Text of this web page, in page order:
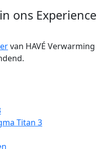
ons Experience
van HAVÉ Verwarming
Titan 3